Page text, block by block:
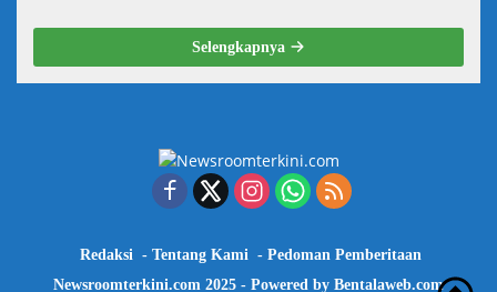
Selengkapnya
Redaksi Tentang Kami
Pedoman Pemberitaan
Newsroomterkini.com 2025 - Powered by Bentalaweb.com